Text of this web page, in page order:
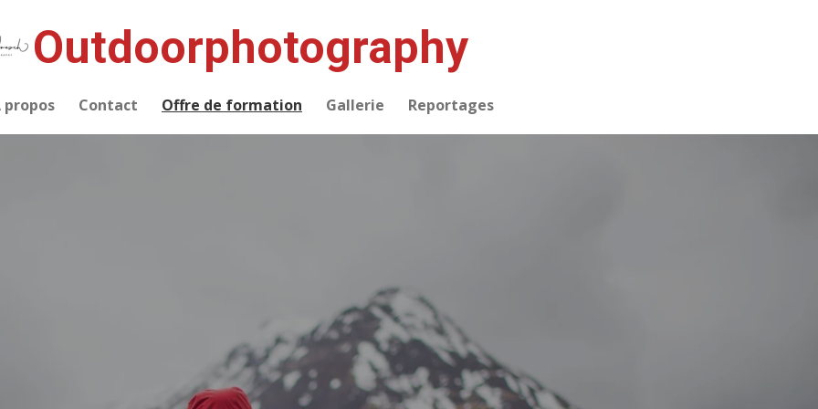
Outdoorphotography
propos Contact Offre de formation Gallerie Reportages